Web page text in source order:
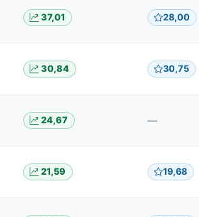
37,01 28,00
30,84 30,75
24,67 —
21,59 19,68